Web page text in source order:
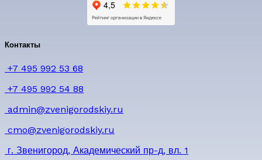
Контакты
+7 495 992 53 68
+7 495 992 54 88
admin@zvenigorodskiy.ru
cmo@zvenigorodskiy.ru
г. Звенигород, Академический пр-д, вл. 1